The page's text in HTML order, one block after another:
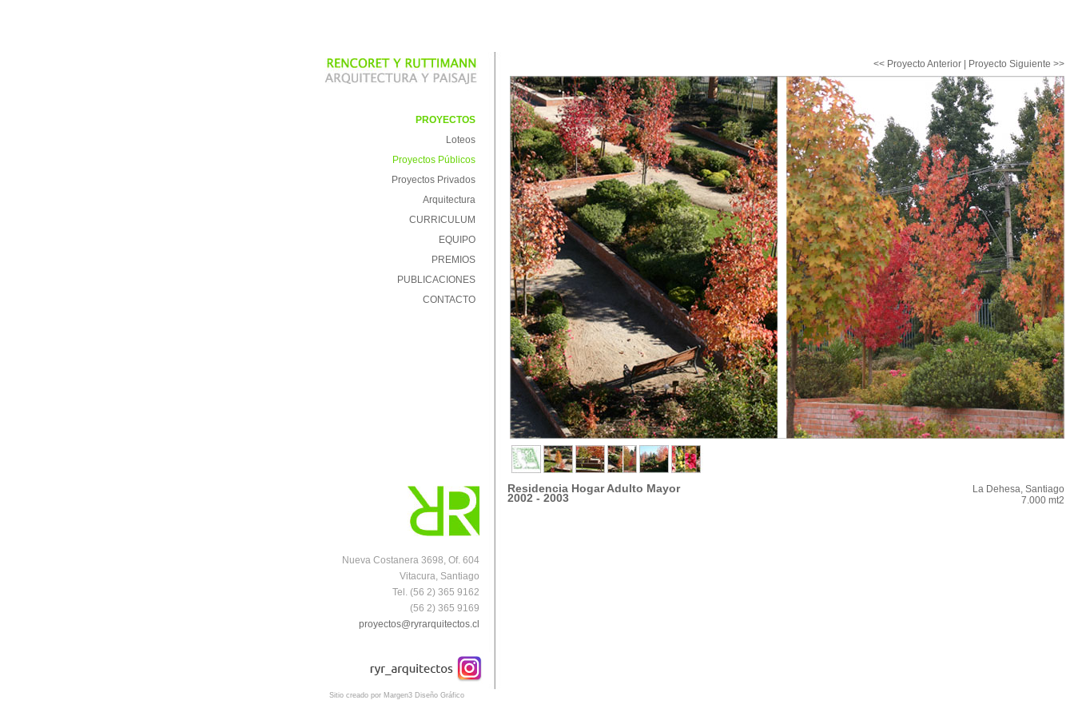
PROYECTOS
Loteos
Proyectos Públicos
Proyectos Privados
Arquitectura
CURRICULUM
EQUIPO
PREMIOS
PUBLICACIONES
CONTACTO
Nueva Costanera 3698, Of. 604
Vitacura, Santiago
Tel. (56 2) 365 9162
(56 2) 365 9169
proyectos@ryrarquitectos.cl
<< Proyecto Anterior Proyecto Siguiente >>
Residencia Hogar Adulto Mayor
2002 - 2003
La Dehesa, Santiago
7.000 mt2
Sitio creado por Margen3 Diseño Gráfico